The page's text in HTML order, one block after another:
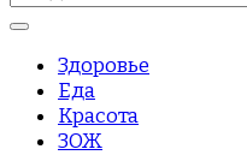
Здоровье
Еда
Красота
ЗОЖ